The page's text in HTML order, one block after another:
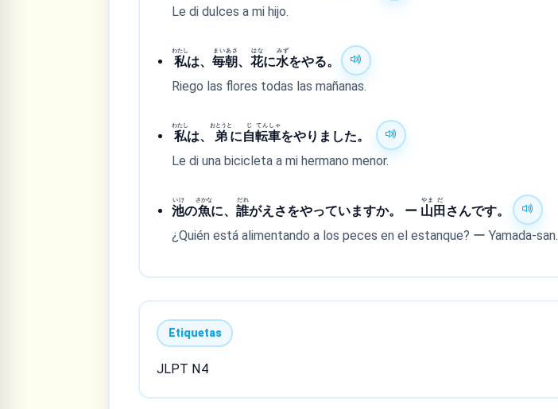
Le di dulces a mi hijo.
私
わたし
は、毎
まい
朝
あさ
、花
はな
に水
みず
をやる。
Riego las flores todas las mañanas.
私
わたし
は、 弟
おとうと
に自
じ
転
てん
車
しゃ
をやりました。
Le di una bicicleta a mi hermano menor.
池
いけ
の魚
さかな
に、誰
だれ
がえさをやっていますか。 ー 山
やま
田
だ
さんです。
¿Quién está alimentando a los peces en el estanque? ー Yamada-san.
Etiquetas
JLPT N4